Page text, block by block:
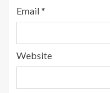
Email*
Website